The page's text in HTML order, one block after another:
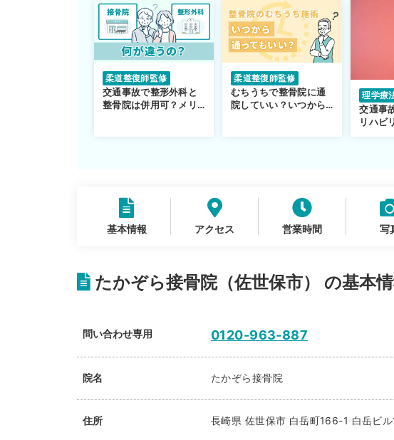
柔道整復師監修
交通事故で整形外科と
整骨院は併用可？メリ
柔道整復師監修
むちうちで整骨院に通
院していい？いつから
理学療
交通事
リハビ
転院す
基本情報 アクセス 営業時間 写
たかぞら接骨院（佐世保市） の基本
問い合わせ専用 0120-963-887
院名 たかぞら接骨院
住所 長崎県 佐世保市 白岳町166-1 白岳ビル